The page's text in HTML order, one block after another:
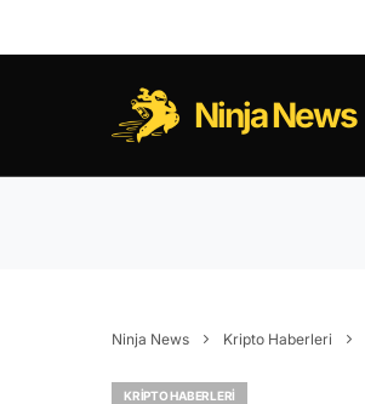
Ninja News
Ninja News Kripto Haberleri
KRIPTO HABERLERI